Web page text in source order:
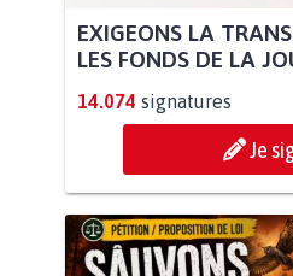
EXIGEONS LA
LES FONDS DE LA
14.074 signatures
Je